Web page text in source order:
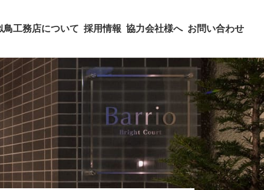
鳥工務店について 採用情報 協力会社様へ お問い合わせ